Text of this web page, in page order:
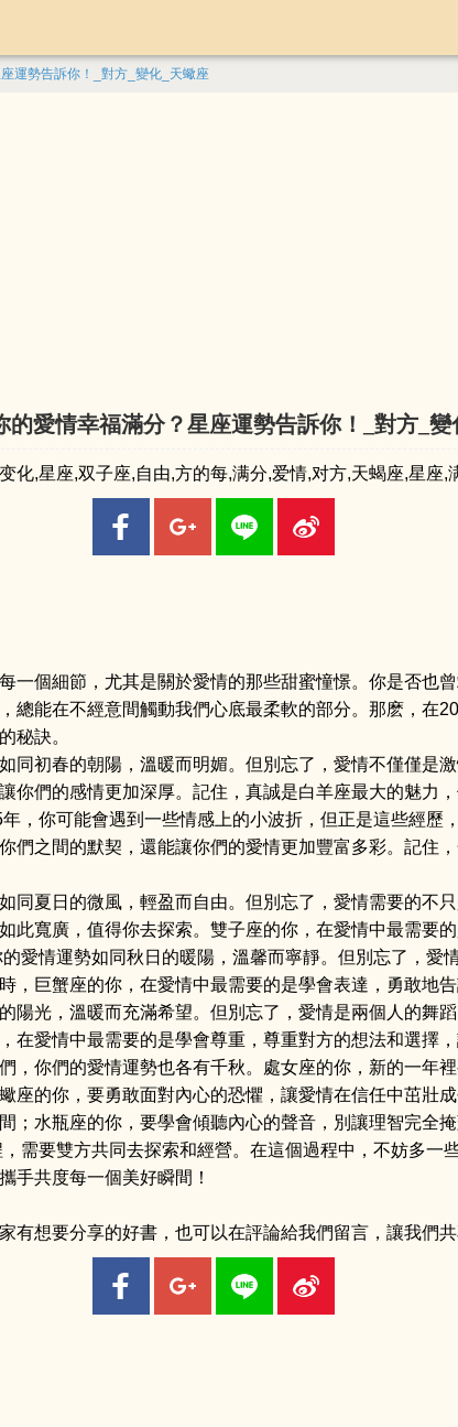
運勢告訴你！_對方_變化_天蠍座
的愛情幸福滿分？星座運勢告訴你！_對方_變
,星座,双子座,自由,方的每,满分,爱情,对方,天蝎座,星座,
一個細節，尤其是關於愛情的那些甜蜜憧憬。你是否也
總能在不經意間觸動我們心底最柔軟的部分。那麽，在
秘訣。
同初春的朝陽，溫暖而明媚。但別忘了，愛情不僅僅是
你們的感情更加深厚。記住，真誠是白羊座最大的魅力
，你可能會遇到一些情感上的小波折，但正是這些經歷
們之間的默契，還能讓你們的愛情更加豐富多彩。記住
同夏日的微風，輕盈而自由。但別忘了，愛情需要的不
此寬廣，值得你去探索。雙子座的你，在愛情中最需要
愛情運勢如同秋日的暖陽，溫馨而寧靜。但別忘了，
，巨蟹座的你，在愛情中最需要的是學會表達，勇敢地
陽光，溫暖而充滿希望。但別忘了，愛情是兩個人的舞
在愛情中最需要的是學會尊重，尊重對方的想法和選擇
，你們的愛情運勢也各有千秋。處女座的你，新的一年
座的你，要勇敢面對內心的恐懼，讓愛情在信任中茁壯
；水瓶座的你，要學會傾聽內心的聲音，別讓理智完全
需要雙方共同去探索和經營。在這個過程中，不妨多一
手共度每一個美好瞬間！
有想要分享的好書，也可以在評論給我們留言，讓我們